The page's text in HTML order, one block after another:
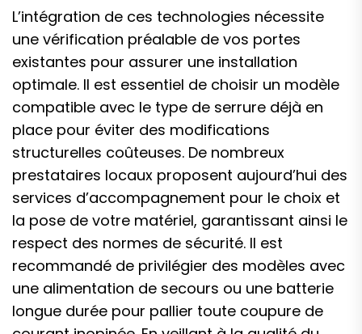
L’intégration de ces technologies nécessite
une vérification préalable de vos portes
existantes pour assurer une installation
optimale. Il est essentiel de choisir un modèle
compatible avec le type de serrure déjà en
place pour éviter des modifications
structurelles coûteuses. De nombreux
prestataires locaux proposent aujourd’hui des
services d’accompagnement pour le choix et
la pose de votre matériel, garantissant ainsi le
respect des normes de sécurité. Il est
recommandé de privilégier des modèles avec
une alimentation de secours ou une batterie
longue durée pour pallier toute coupure de